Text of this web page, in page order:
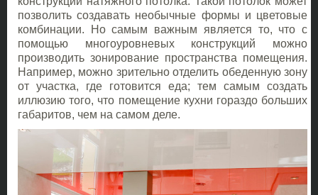
позволить создавать необычные формы и цветовые
комбинации. Но самым важным является то, что с
помощью многоуровневых конструкций можно
производить зонирование пространства помещения.
Например, можно зрительно отделить обеденную зону
от участка, где готовится еда; тем самым создать
иллюзию того, что помещение кухни гораздо больших
габаритов, чем на самом деле.